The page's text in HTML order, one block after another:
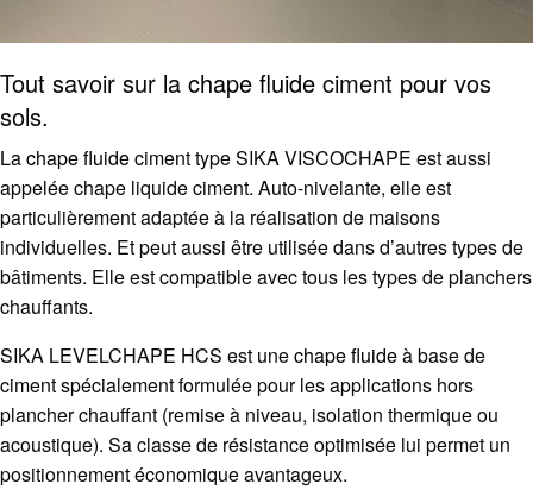
Tout savoir sur la chape fluide ciment pour vos
sols.
Lachape fluideciment type SIKA VISCOCHAPE est aussi
appelée chape liquide ciment. Auto-nivelante, elle est
particulièrement adaptée à la réalisation de maisons
individuelles. Et peut aussi être utilisée dans d’autres types de
bâtiments. Elle est compatible avec tous les types de planchers
chauffants.
SIKA LEVELCHAPE HCS est unechape fluideà base de
ciment spécialement formulée pour les applications hors
plancher chauffant (remise à niveau, isolation thermique ou
acoustique). Sa classe de résistance optimisée lui permet un
positionnement économique avantageux.